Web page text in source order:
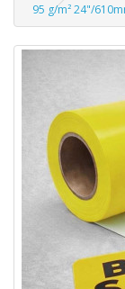
95 g/m² 24"/